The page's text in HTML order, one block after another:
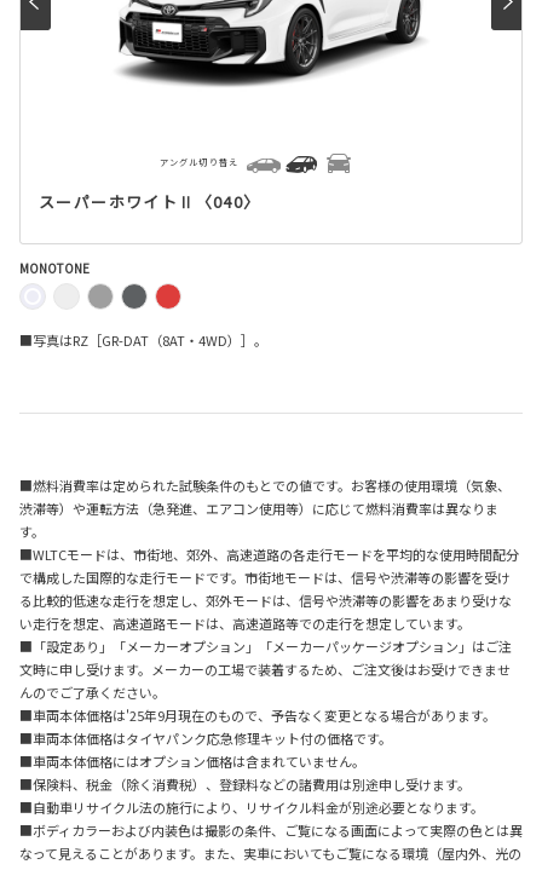
スーパーホワイトⅡ〈040〉
アングル切り替え
MONOTONE
■写真はRZ［GR-DAT（8AT・4WD）］。
■燃料消費率は定められた試験条件のもとでの値です。お客様の使用環境（気象、
渋滞等）や運転方法（急発進、エアコン使用等）に応じて燃料消費率は異なりま
す。
■WLTCモードは、市街地、郊外、高速道路の各走行モードを平均的な使用時間配分
で構成した国際的な走行モードです。市街地モードは、信号や渋滞等の影響を受け
る比較的低速な走行を想定し、郊外モードは、信号や渋滞等の影響をあまり受けな
い走行を想定、高速道路モードは、高速道路等での走行を想定しています。
■「設定あり」「メーカーオプション」「メーカーパッケージオプション」はご注
文時に申し受けます。メーカーの工場で装着するため、ご注文後はお受けできませ
んのでご了承ください。
■車両本体価格は'25年9月現在のもので、予告なく変更となる場合があります。
■車両本体価格はタイヤパンク応急修理キット付の価格です。
■車両本体価格にはオプション価格は含まれていません。
■保険料、税金（除く消費税）、登録料などの諸費用は別途申し受けます。
■自動車リサイクル法の施行により、リサイクル料金が別途必要となります。
■ボディカラーおよび内装色は撮影の条件、ご覧になる画面によって実際の色とは異
なって見えることがあります。また、実車においてもご覧になる環境（屋内外、光の